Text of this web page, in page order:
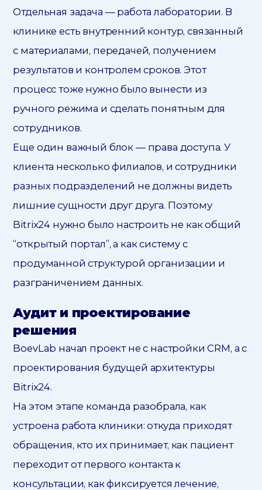
Отдельная задача — работа лаборатории. В
клинике есть внутренний контур, связанный
с материалами, передачей, получением
результатов и контролем сроков. Этот
процесс тоже нужно было вынести из
ручного режима и сделать понятным для
сотрудников.
Еще один важный блок — права доступа. У
клиента несколько филиалов, и сотрудники
разных подразделений не должны видеть
лишние сущности друг друга. Поэтому
Bitrix24 нужно было настроить не как общий
“открытый портал”, а как систему с
продуманной структурой организации и
разграничением данных.
Аудит и проектирование
решения
BoevLab начал проект не с настройки CRM, а с
проектирования будущей архитектуры
Bitrix24.
На этом этапе команда разобрала, как
устроена работа клиники: откуда приходят
обращения, кто их принимает, как пациент
переходит от первого контакта к
консультации, как фиксируется лечение,